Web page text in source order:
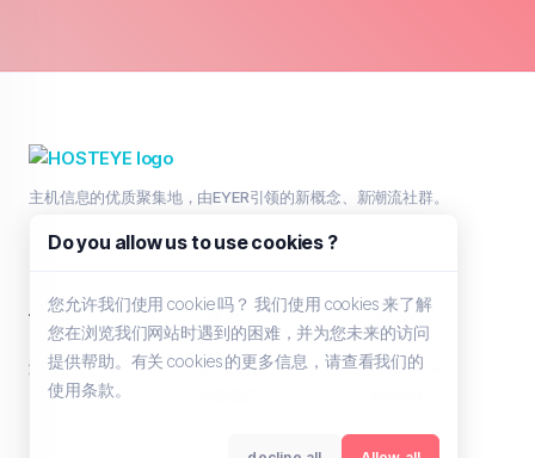
主机信息的优质聚集地，由EYER引领的新概念、新潮流社群。
商品
浏览全部
服务
工单支持
其他
HOSTEYE
Do you allow us to use cookies ?
您允许我们使用 cookie 吗？ 我们使用 cookies 来了解
您在浏览我们网站时遇到的困难，并为您未来的访问
提供帮助。有关 cookies 的更多信息，请查看我们的
使用条款。